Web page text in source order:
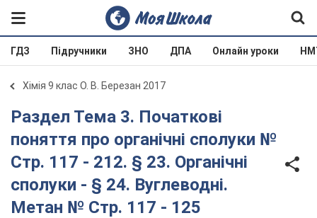
ГДЗ Підручники ЗНО ДПА Онлайн уроки
Хімія 9 клас О. В. Березан 2017
Раздел Тема 3. Початкові
поняття про органічні сполуки №
Стр. 117 - 212. § 23. Органічні
сполуки - § 24. Вуглеводні.
Метан № Стр. 117 - 125